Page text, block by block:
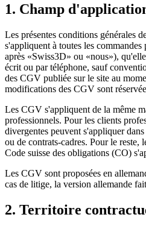
1. Champ
Les présentes conditions générales
s'appliquent à toutes les
après «Swiss3D» ou «nous»),
écrit ou par téléphone, sauf
des CGV publiée sur le site au
modifications des CGV sont
Les CGV s'appliquent de la même
professionnels. Pour les clients
divergentes peuvent s'appliquer
ou de contrats-cadres. Pour le reste,
Code suisse des obligations (CO)
Les CGV sont proposées en
cas de litige, la version allemande
2. Territoire